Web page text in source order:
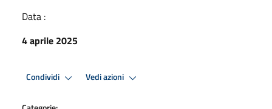
Data :
4 aprile 2025
Condividi Vedi azioni